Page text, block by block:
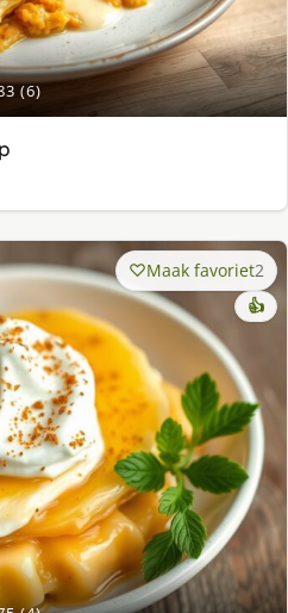
(6)
Maak favoriet2
👍